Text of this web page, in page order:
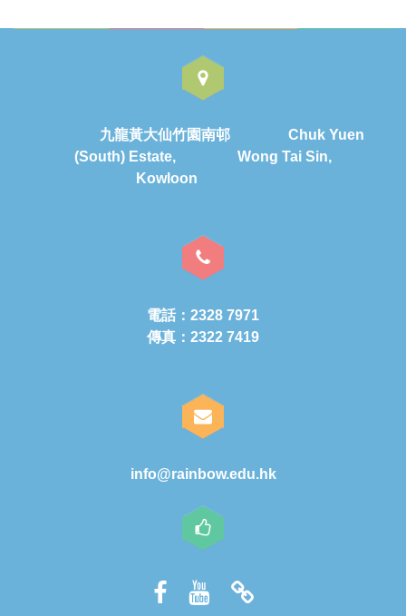
九龍黃大仙竹園南邨 Chuk Yuen
(South) Estate, Wong Tai Sin,
Kowloon
電話：2328 7971
傳真：2322 7419
info@rainbow.edu.hk